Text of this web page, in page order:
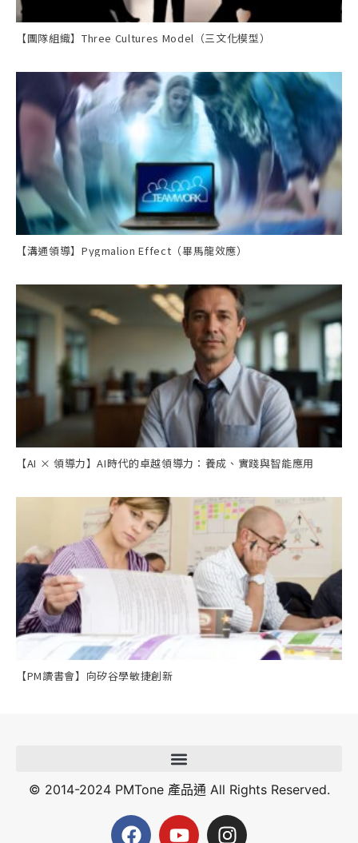
【團隊組織】Three Cultures Model（三文化模型）
【溝通領導】Pygmalion Effect（畢馬龍效應）
【AI × 領導力】AI時代的卓越領導力：養成、實踐與智能應用
【PM讀書會】向矽谷學敏捷創新
© 2014-2024 PMTone 產品通 All Rights Reserved.